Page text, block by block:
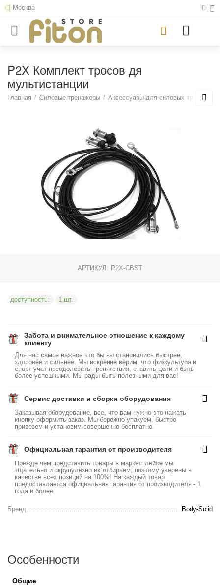
Москва
P2X Комплект тросов дя
мультистанции
Главная / Силовые тренажеры / Аксессуары для силовых
АРТИКУЛ: P2X-CBST
доступность: 1 шт.
Забота и внимательное отношение к каждому
клиенту
Для нас самое важное что бы вы становились быстрее,
здоровее и сильнее. Мы искренне верим, что физкультура и
спорт учат преодолевать препятствия, ставить цели и быть
более успешными. Мы рады быть полезными для вас!
Сервис доставки и сборки оборудования
Заказывая оборудование, все, что вам нужно это нажать
кнопку оформить заказ. Мы бережно упакуем, быстро
привезем и установим совершенно бесплатно.
Официальная гарантия от производителя
Прежде чем представить товары в маркетплейсе мы
тщательно и скрупулезно их отбираем, поэтому уверены в
качестве всех позиций на 100%! На каждый товар
предоставляется официальная гарантия от производителя - 1
года и более
Бренд Body-Solid
Особенности
Общие